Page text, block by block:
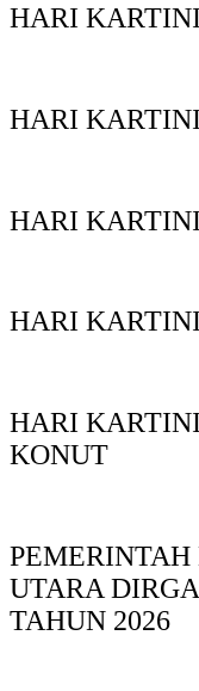
HARI
HARI
HARI
HARI
HARI
KONUT
UTARA
TAHUN 2026